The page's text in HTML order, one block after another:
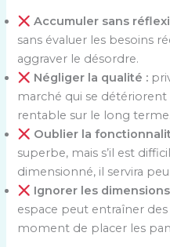
Accumuler sans
sans évaluer les besoins
aggraver le désordre.
Négliger la qualité :
marché qui se
rentable sur le long terme.
Oublier la
superbe, mais s’il est
dimensionné, il servira peu.
Ignorer les
espace peut entraîner
moment de placer les